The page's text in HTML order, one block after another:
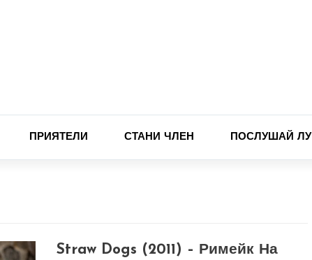
ПРИЯТЕЛИ СТАНИ ЧЛЕН ПОСЛУШАЙ ЛУ
Straw Dogs (2011) – Римейк На